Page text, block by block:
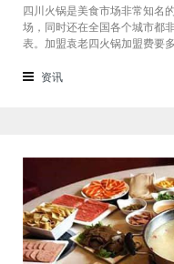
四川火锅是美食市场非常知名
场，同时还在全国各个城市都
表。加盟袁老四火锅加盟费要
城市都有着不一样的加盟费标
资讯